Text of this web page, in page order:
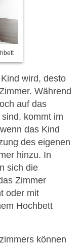
wird, desto
Während
auf das
kommt im
das Kind
des eigenen
hinzu. In
sich die
Zimmer
oder mit
Hochbett
können